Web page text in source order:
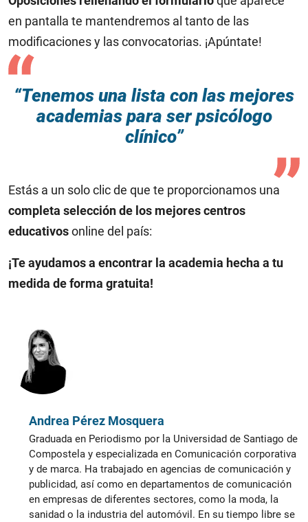
en pantalla te mantendremos al tanto de las
modificaciones y las convocatorias. ¡Apúntate!
“Tenemos una lista con las mejores
academias para ser psicólogo
clínico”
Estás a un solo clic de que te proporcionamos una
completa selección de los mejores centros
educativosonline del país:
¡Te ayudamos a encontrar la academia hecha a tu
medida de forma gratuita!
Andrea Pérez Mosquera
Graduada en Periodismo por la Universidad de Santiago de
Compostela y especializada en Comunicación corporativa
y de marca. Ha trabajado en agencias de comunicación y
publicidad, así como en departamentos de comunicación
en empresas de diferentes sectores, como la moda, la
sanidad o la industria del automóvil. En su tiempo libre se